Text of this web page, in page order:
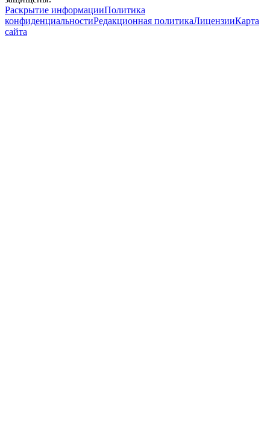
Раскрытие информацииПолитика
конфиденциальностиРедакционная политикаЛицензииКарта
сайта